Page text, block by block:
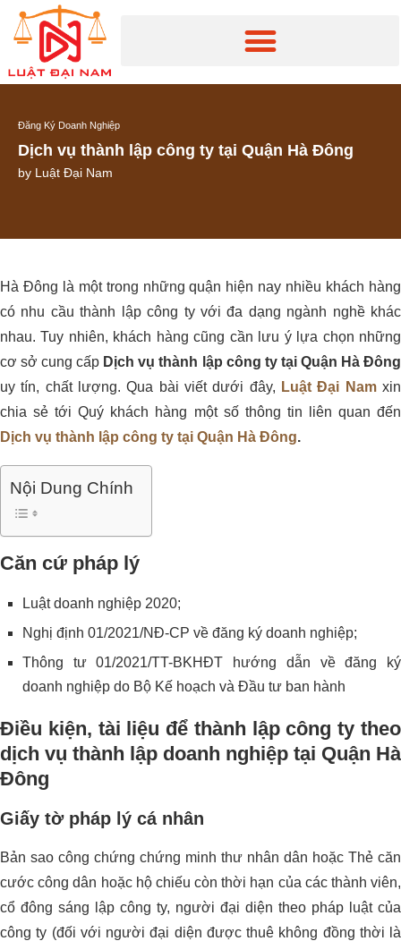
Đăng Ký Doanh Nghiệp
Dịch vụ thành lập công ty tại Quận Hà Đông
by Luật Đại Nam
Hà Đông là một trong những quận hiện nay nhiều khách hàng
có nhu cầu thành lập công ty với đa dạng ngành nghề khác
nhau. Tuy nhiên, khách hàng cũng cần lưu ý lựa chọn những
cơ sở cung cấp Dịch vụ thành lập công ty tại Quận Hà Đông
uy tín, chất lượng. Qua bài viết dưới đây, Luật Đại Namxin
chia sẻ tới Quý khách hàng một số thông tin liên quan đến
Dịch vụ thành lập công ty tại Quận Hà Đông.
Nội Dung Chính
Căn cứ pháp lý
Luật doanh nghiệp 2020;
Nghị định 01/2021/NĐ-CP về đăng ký doanh nghiệp;
Thông tư 01/2021/TT-BKHĐT hướng dẫn về đăng ký
doanh nghiệp do Bộ Kế hoạch và Đầu tư ban hành
Điều kiện, tài liệu để thành lập công ty theo
dịch vụ thành lập doanh nghiệp tại Quận Hà
Đông
Giấy tờ pháp lý cá nhân
Bản sao công chứng chứng minh thư nhân dân hoặc Thẻ căn
cước công dân hoặc hộ chiếu còn thời hạn của các thành viên,
cổ đông sáng lập công ty, người đại diện theo pháp luật của
công ty (đối với người đại diện được thuê không đồng thời là